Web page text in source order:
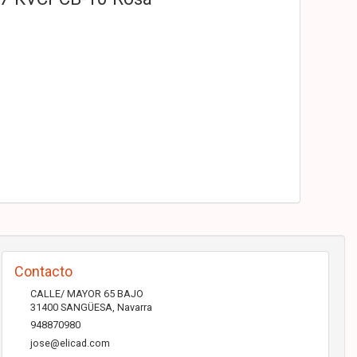
Contacto
CALLE/ MAYOR 65 BAJO
31400 SANGÜESA, Navarra
948870980
jose@elicad.com